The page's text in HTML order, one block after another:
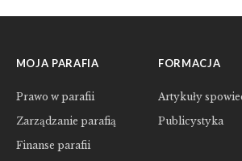
MOJA PARAFIA
Prawo w parafii
Zarządzanie parafią
Finanse parafii
FORMACJA
Artykuły
Publicystyka